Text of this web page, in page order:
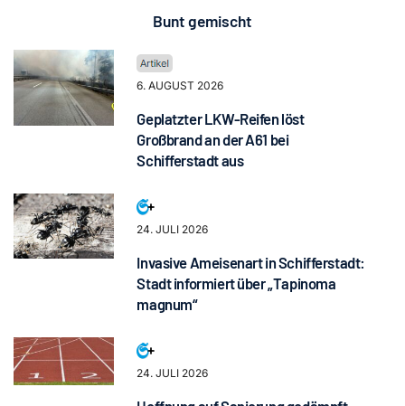
Bunt gemischt
6. AUGUST 2026
Geplatzter LKW-Reifen löst
Großbrand an der A61 bei
Schifferstadt aus
24. JULI 2026
Invasive Ameisenart in Schifferstadt:
Stadt informiert über „Tapinoma
magnum“
24. JULI 2026